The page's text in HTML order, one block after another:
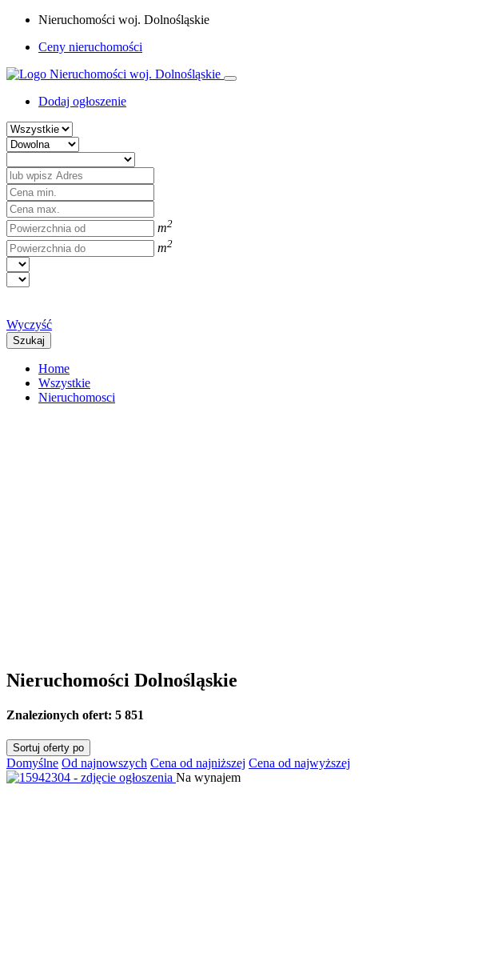
Nieruchomości woj. Dolnośląskie
Ceny nieruchomości
Dodaj ogłoszenie
m2
m2
Wyczyść
Szukaj
Home
Wszystkie
Nieruchomosci
Nieruchomości Dolnośląskie
Znalezionych ofert: 5 851
Sortuj oferty po
Domyślne Od najnowszych Cena od najniższej Cena od najwyższej
Na wynajem